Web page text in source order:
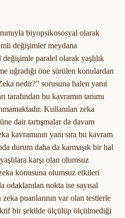
biyopsikososyal olarak
değişimler meydana
paralel olarak yaşlılık
uğradığı öne sürülen konulardan
nedir?” sorusuna halen yanıt
tarafından bu kavramın tanımı
Kullanılan zeka
dair tartışmalar da davam
kavramının yanı sıra bu kavram
durum daha da karmaşık bir hal
karşı olan olumsuz
konusuna olumsuz etkileri
odaklanılan nokta ise sayısal
puanlarının var olan testlerle
bir şekilde ölçülüp ölçülmediği